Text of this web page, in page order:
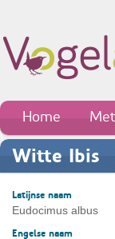
Home
Witte Ibis
Latijnse naam
Eudocimus albus
Engelse naam